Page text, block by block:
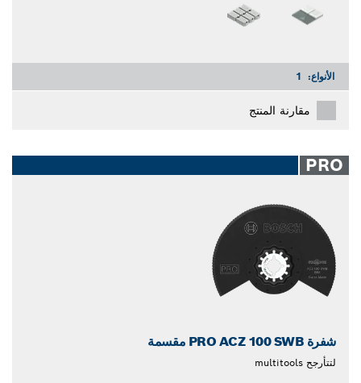
الأنواع: 1
مقارنة المنتج
PRO
شفرة PRO ACZ 100 SWB مقسمة
لتتأرجح multitools